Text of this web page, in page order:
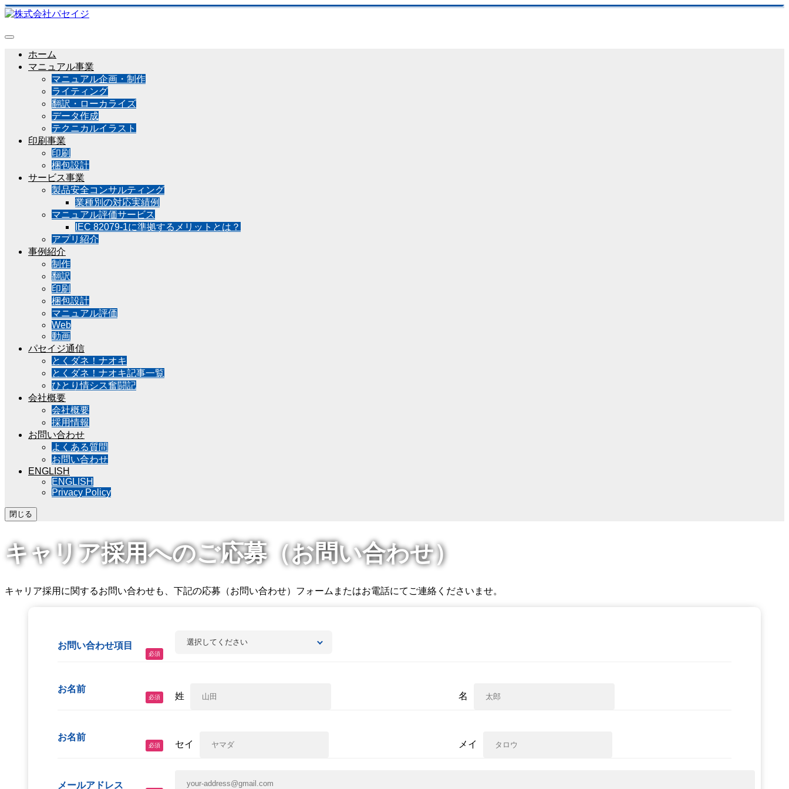
ホーム
マニュアル事業
マニュアル企画・制作
ライティング
翻訳・ローカライズ
データ作成
テクニカルイラスト
印刷事業
印刷
梱包設計
サービス事業
製品安全コンサルティング
業種別の対応実績例
マニュアル評価サービス
IEC 82079-1に準拠するメリットとは？
アプリ紹介
事例紹介
制作
翻訳
印刷
梱包設計
マニュアル評価
Web
動画
パセイジ通信
とくダネ！ナオキ
とくダネ！ナオキ記事一覧
ひとり情シス奮闘記
会社概要
会社概要
採用情報
お問い合わせ
よくある質問
お問い合わせ
ENGLISH
ENGLISH
Privacy Policy
閉じる
キャリア採用へのご応募（お問い合わせ）
キャリア採用に関するお問い合わせも、下記の応募（お問い合わせ）フォームまたはお電話にてご連絡くださいませ。
お問い合わせ項目
必須
お名前
必須 姓 名
お名前
必須 セイ メイ
メールアドレス